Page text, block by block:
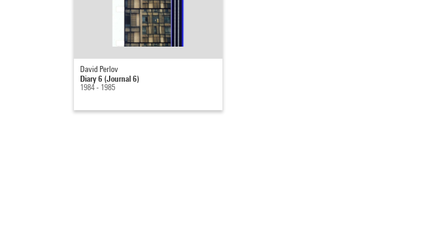
David Perlov
Diary 6 (Journal 6)
1984 - 1985